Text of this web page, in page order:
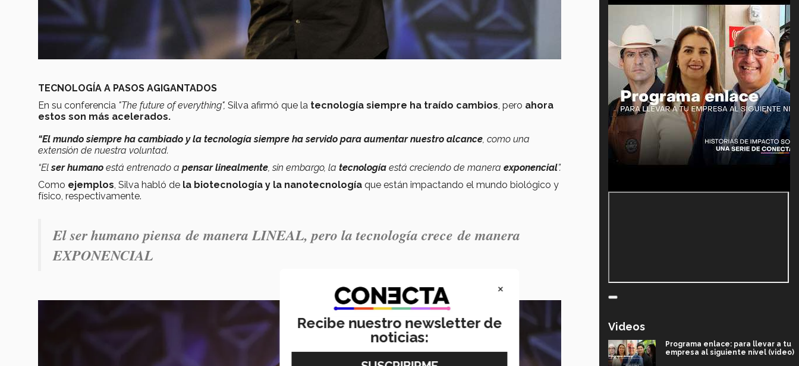
TECNOLOGÍA A PASOS AGIGANTADOS
En su conferencia "The future of everything", Silva afirmó que la tecnología siempre ha traído cambios, pero ahora
estos son más acelerados.
“El mundo siempre ha cambiado y la tecnología siempre ha servido para aumentar nuestro alcance, como una
extensión de nuestra voluntad.
“Elser humano está entrenado a pensar linealmente, sin embargo, la tecnología está creciendo de manera exponencial”.
Como ejemplos, Silva habló de la biotecnología y la nanotecnología que están impactando el mundo biológico y
físico, respectivamente.
El ser humano piensa de manera LINEAL, pero la tecnología crece de manera
EXPONENCIAL
Videos
Programa enlace: para llevar a tu
empresa al siguiente nivel (video)
×
Recibe nuestro newsletter de
noticias: